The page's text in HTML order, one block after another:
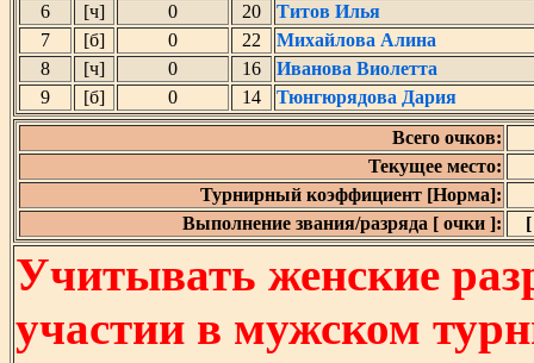
6
[ч] 0 20
Титов Илья
7
[б] 0 22
Михайлова Алина
8
[ч] 0 16
Иванова Виолетта
9
[б] 0 14
Тюнгюрядова Дария
Всего очков:
Текущее место:
Турнирный коэффициент [Норма]:
Выполнение звания/разряда [ очки ]:
Учитывать женские
участии в мужском